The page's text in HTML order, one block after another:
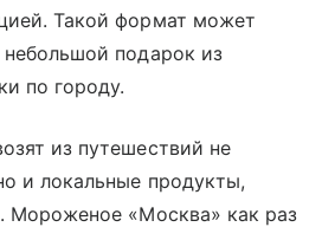
Такой формат может
подарок из
по городу.
из путешествий не
и локальные продукты,
Мороженое «Москва» как раз